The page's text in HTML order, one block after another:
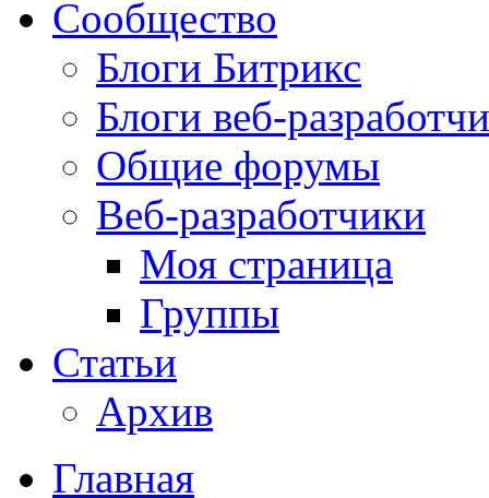
Сообщество
Блоги Битрикс
Блоги веб-
Общие форумы
Веб-разработчики
Моя страница
Группы
Статьи
Архив
Главная